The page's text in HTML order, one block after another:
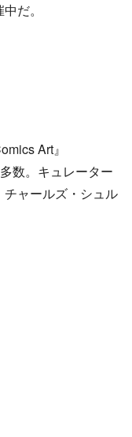
だ。
Art』
数。キュレーター
ャールズ・シュル